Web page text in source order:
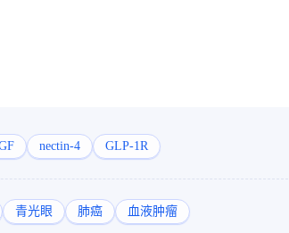
nectin-4 GLP-1R
青光眼 肺癌
血液肿瘤